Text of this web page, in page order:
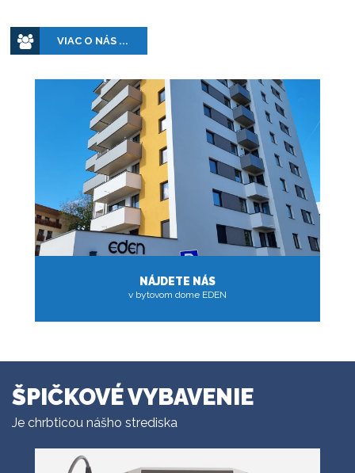
VIAC O NÁS ...
NÁJDETE NÁS
v bytovom dome EDEN
ŠPIČKOVÉ VYBAVENIE
Je chrbticou nášho strediska